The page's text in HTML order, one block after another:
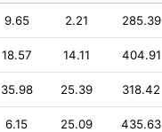
9.65 2.21 285.39
18.57 14.11 404.91
35.98 25.39 318.42
6.15 25.09 435.63